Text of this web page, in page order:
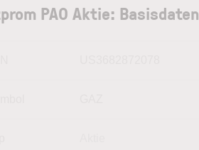
PAO Aktie: Basisdaten